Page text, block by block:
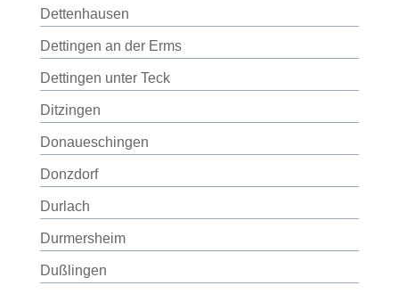
Dettenhausen
Dettingen an der Erms
Dettingen unter Teck
Ditzingen
Donaueschingen
Donzdorf
Durlach
Durmersheim
Dußlingen